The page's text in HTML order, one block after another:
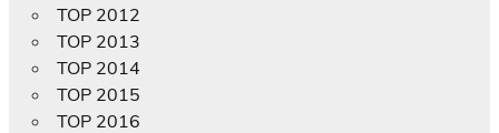
TOP 2012
TOP 2013
TOP 2014
TOP 2015
TOP 2016